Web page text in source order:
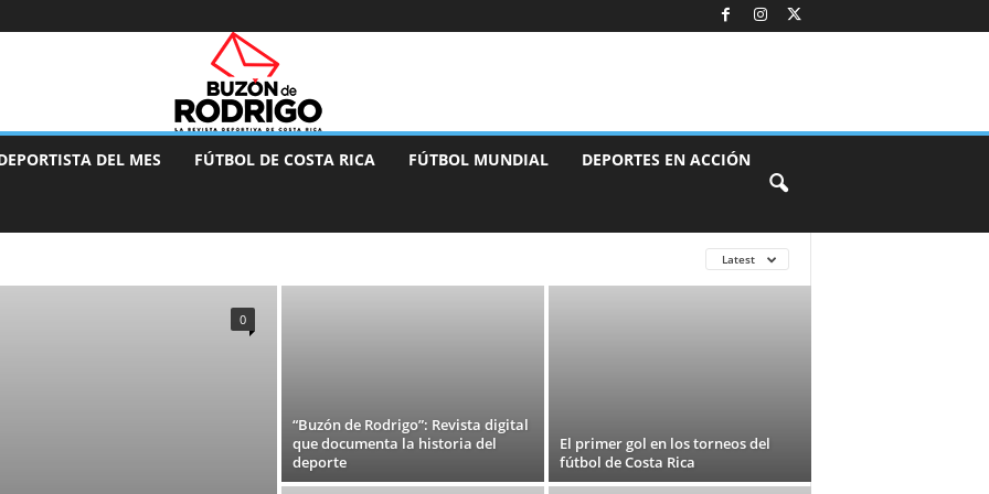
DEL MES FÚTBOL DE COSTA RICA FÚTBOL MUNDIAL DEPORTES EN ACCIÓN
Latest
0
“Buzón de Rodrigo”: Revista digital
que documenta la historia del
deporte
El primer gol en los torneos del
fútbol de Costa Rica